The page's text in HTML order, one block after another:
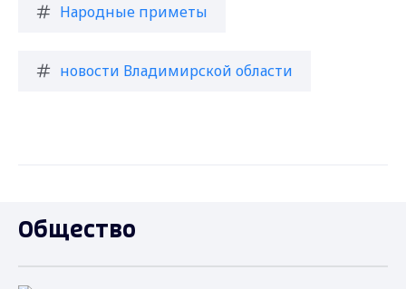
Народные приметы
новости Владимирской области
Общество